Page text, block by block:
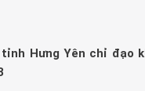
tỉnh Hưng Yên chỉ đạo